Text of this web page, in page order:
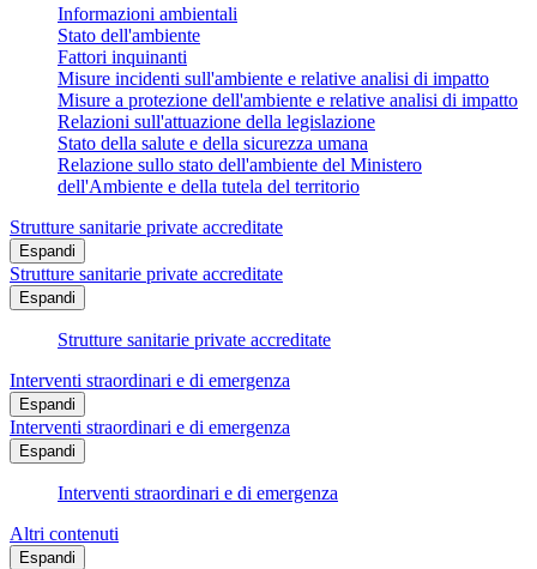
Informazioni ambientali
Stato dell'ambiente
Fattori inquinanti
Misure incidenti sull'ambiente e relative analisi di impatto
Misure a protezione dell'ambiente e relative analisi di impatto
Relazioni sull'attuazione della legislazione
Stato della salute e della sicurezza umana
Relazione sullo stato dell'ambiente del Ministero
dell'Ambiente e della tutela del territorio
Strutture sanitarie private accreditate
Espandi
Strutture sanitarie private accreditate
Espandi
Strutture sanitarie private accreditate
Interventi straordinari e di emergenza
Espandi
Interventi straordinari e di emergenza
Espandi
Interventi straordinari e di emergenza
Altri contenuti
Espandi